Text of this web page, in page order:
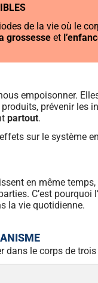
de la vie où le
grossesseet
empoisonner.
prévenir les
partout.
sur le système
en même
C’est
la vie quotidienne.
dans le corps de